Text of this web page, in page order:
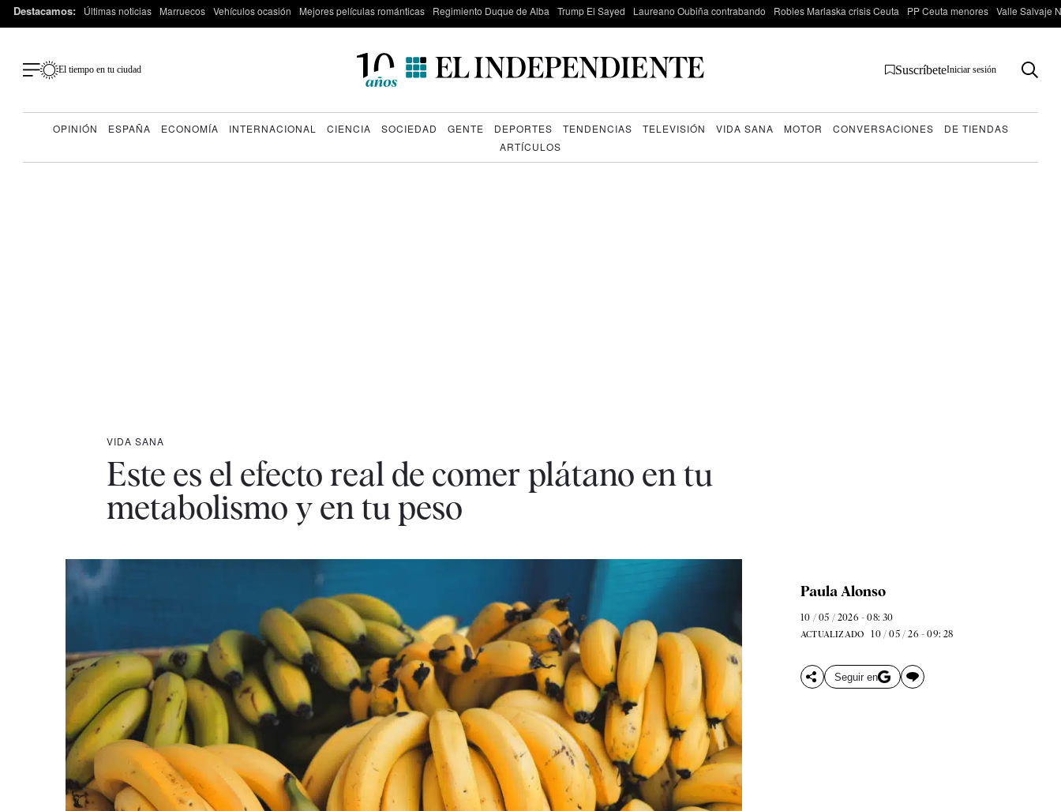
Destacamos: Últimas noticias Marruecos Vehículos ocasión Mejores películas románticas Regimiento Duque de Alba Trump El Sayed Laureano Oubiña contrabando Robles Marlaska crisis Ceuta PP Ceuta menores Valle Salvaje
El tiempo en tu ciudad SuscríbeteIniciar sesión
OPINIÓN ESPAÑA ECONOMÍA INTERNACIONAL CIENCIA SOCIEDAD GENTE DEPORTES TENDENCIAS TELEVISIÓN VIDA SANA MOTOR CONVERSACIONES
DE TIENDAS
ARTÍCULOS
VIDA SANA
Este es el efecto real de comer plátano en tu
metabolismo y en tu peso
Paula Alonso
10 / 05 / 2026 - 08: 30
ACTUALIZADO 10 / 05 / 26 - 09: 28
Seguir en